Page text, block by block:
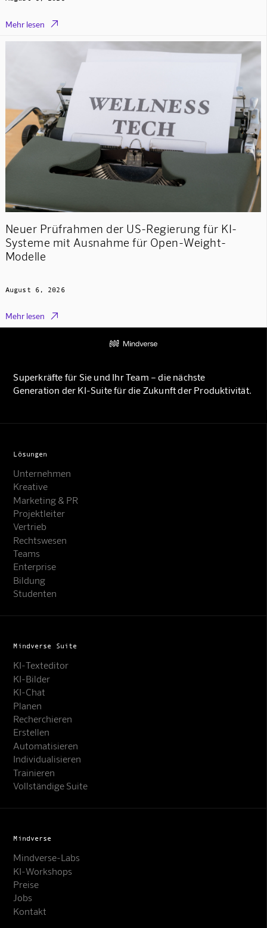
Mehr lesen 
Neuer Prüfrahmen der US-Regierung für KI-
Systeme mit Ausnahme für Open-Weight-
Modelle
August 6, 2026
Mehr lesen 
Superkräfte für Sie und Ihr Team – die nächste
Generation der KI-Suite für die Zukunft der Produktivität.
Lösungen
Unternehmen
Kreative
Marketing & PR
Projektleiter
Vertrieb
Rechtswesen
Teams
Enterprise
Bildung
Studenten
Mindverse Suite
KI-Texteditor
KI-Bilder
KI-Chat
Planen
Recherchieren
Erstellen
Automatisieren
Individualisieren
Trainieren
Vollständige Suite
Mindverse
Mindverse-Labs
KI-Workshops
Preise
Jobs
Kontakt